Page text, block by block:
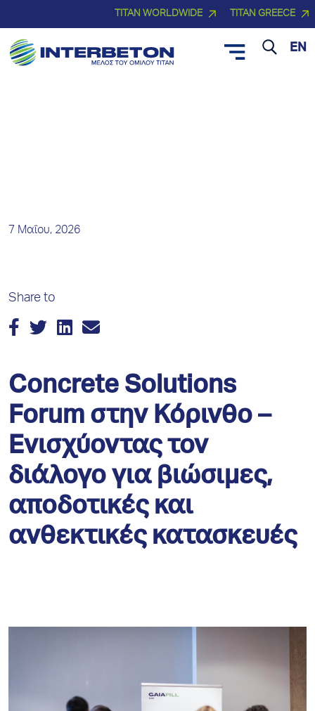
TITAN WORLDWIDE TITAN GREECE
EN
7 Μαΐου, 2026
Share to
Concrete Solutions
Forum στην Κόρινθο –
Ενισχύοντας τον
διάλογο για βιώσιμες,
αποδοτικές και
ανθεκτικές κατασκευές